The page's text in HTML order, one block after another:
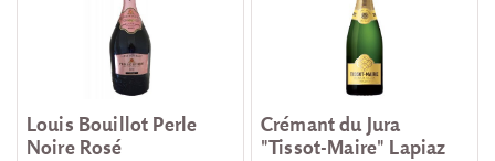
Louis Bouillot Perle
Noire Rosé
Crémant du Jura
"Tissot-Maire" Lapiaz